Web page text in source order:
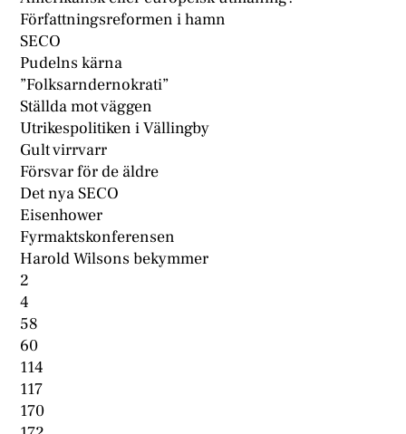
Författningsreformen i hamn
SECO
Pudelns kärna
”Folksarndernokrati”
Ställda mot väggen
Utrikespolitiken i Vällingby
Gult virrvarr
Försvar för de äldre
Det nya SECO
Eisenhower
Fyrmaktskonferensen
Harold Wilsons bekymmer
2
4
58
60
114
117
170